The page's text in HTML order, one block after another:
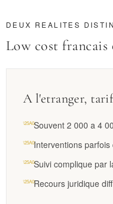
DEUX REALITES
Low cost francais
A l'etranger,
Souvent 2 000 a 4
Interventions
Suivi complique par
Recours juridique